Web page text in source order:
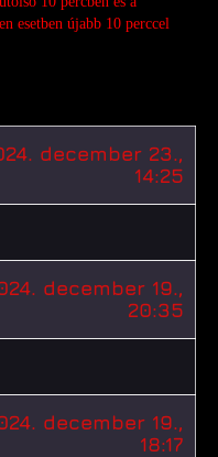
esetben újabb 10 perccel
december 23.,
14:25
december 19.,
20:35
december 19.,
18:17